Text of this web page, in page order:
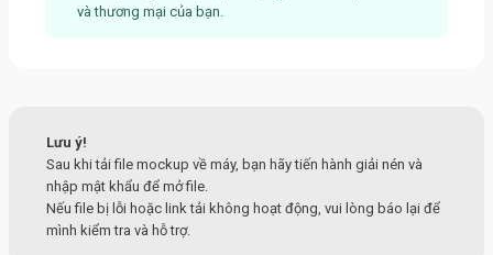
và thương mại của bạn.
Lưu ý!
Sau khi tải file mockup về máy, bạn hãy tiến hành giải nén và
nhập mật khẩu để mở file.
Nếu file bị lỗi hoặc link tải không hoạt động, vui lòng báo lại để
mình kiểm tra và hỗ trợ.